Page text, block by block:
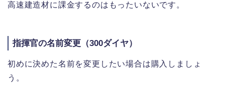
高速建造材に課金するのはもったいないです。
指揮官の名前変更（300ダイヤ）
初めに決めた名前を変更したい場合は購入しましょ
う。